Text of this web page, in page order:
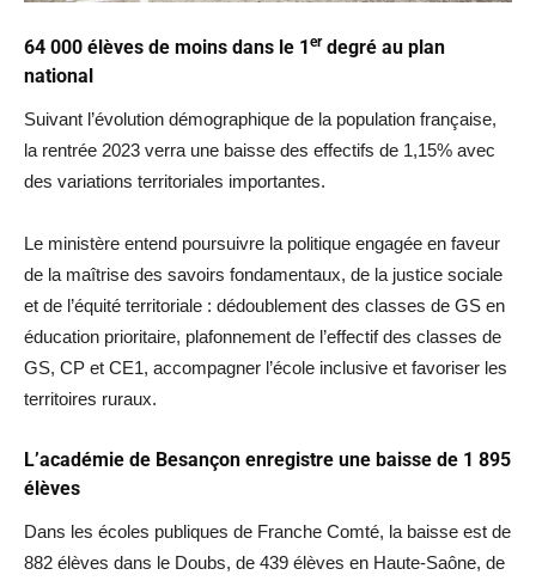
64 000 élèves de moins dans le 1erdegré au plan
national
Suivant l’évolution démographique de la population française,
la rentrée 2023 verra une baisse des effectifs de 1,15% avec
des variations territoriales importantes.
Le ministère entend poursuivre la politique engagée en faveur
de la maîtrise des savoirs fondamentaux, de la justice sociale
et de l’équité territoriale : dédoublement des classes de GS en
éducation prioritaire, plafonnement de l’effectif des classes de
GS, CP et CE1, accompagner l’école inclusive et favoriser les
territoires ruraux.
L’académie de Besançon enregistre une baisse de 1 895
élèves
Dans les écoles publiques de Franche Comté, la baisse est de
882 élèves dans le Doubs, de 439 élèves en Haute-Saône, de